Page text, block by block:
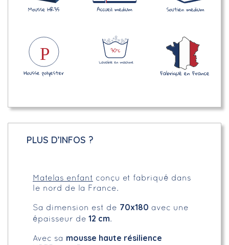
PLUS D’INFOS ?
Matelas enfant conçu et fabriqué dans
le nord de la France.
Sa dimension est de 70x180 avec une
épaisseur de 12 cm.
Avec sa mousse haute résilience